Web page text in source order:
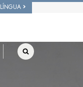
LÍNGUA